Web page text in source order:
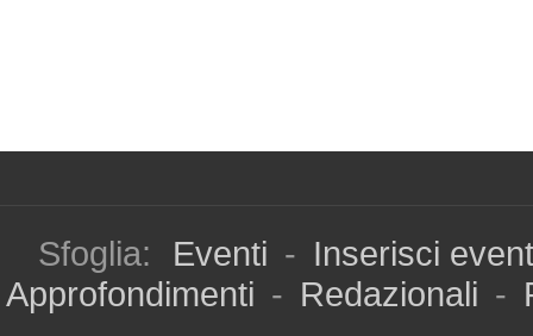
Sfoglia: Eventi - Inserisci
Approfondimenti - Redazionali -